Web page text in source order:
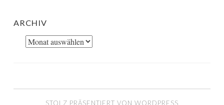
ARCHIV
Archiv
STOLZ PRÄSENTIERT VON WORDPRESS